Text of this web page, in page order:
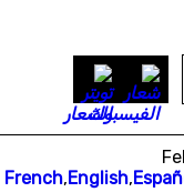
French,English,